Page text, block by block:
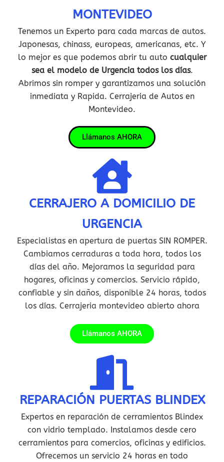
MONTEVIDEO
Tenemos un Experto para cada marcas de autos.
Japonesas, chinass, europeas, americanas, etc. Y
lo mejor es que podemos abrir tu auto cualquier
sea el modelo de Urgencia todos los días.
Abrimos sin romper y garantizamos una solución
inmediata y Rapida. Cerrajeria de Autos en
Montevideo.
Llámanos AHORA
CERRAJERO A DOMICILIO DE
URGENCIA
Especialistas en apertura de puertas SIN ROMPER.
Cambiamos cerraduras a toda hora, todos los
días del año. Mejoramos la seguridad para
hogares, oficinas y comercios. Servicio rápido,
confiable y sin daños, disponible 24 horas, todos
los días. Cerrajeria montevideo abierto ahora
Llámanos AHORA
REPARACIÓN PUERTAS BLINDEX
Expertos en reparación de cerramientos Blindex
con vidrio templado. Instalamos desde cero
cerramientos para comercios, oficinas y edificios.
Ofrecemos un servicio 24 horas en todo